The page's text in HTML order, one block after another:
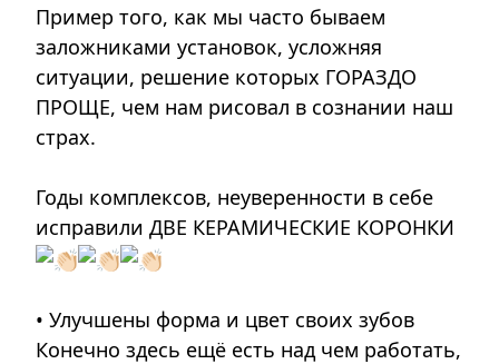
Пример того, как мы часто бываем
заложниками установок, усложняя
ситуации, решение которых ГОРАЗДО
ПРОЩЕ, чем нам рисовал в сознании наш
страх.
Годы комплексов, неуверенности в себе
исправили ДВЕ КЕРАМИЧЕСКИЕ КОРОНКИ
• Улучшены форма и цвет своих зубов
Конечно здесь ещё есть над чем работать,